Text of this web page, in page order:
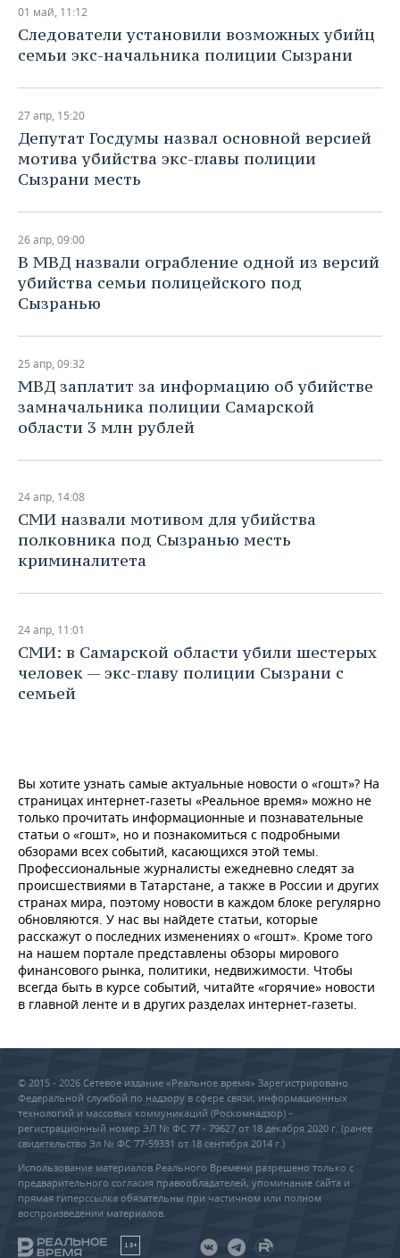
01 май, 11:12
Следователи установили возможных убийц
семьи экс-начальника полиции Сызрани
27 апр, 15:20
Депутат Госдумы назвал основной версией
мотива убийства экс-главы полиции
Сызрани месть
26 апр, 09:00
В МВД назвали ограбление одной из версий
убийства семьи полицейского под
Сызранью
25 апр, 09:32
МВД заплатит за информацию об убийстве
замначальника полиции Самарской
области 3 млн рублей
24 апр, 14:08
​СМИ назвали мотивом для убийства
полковника под Сызранью месть
криминалитета
24 апр, 11:01
​СМИ: в Самарской области убили шестерых
человек — экс-главу полиции Сызрани с
семьей
Вы хотите узнать самые актуальные новости о «гошт»? На
страницах интернет-газеты «Реальное время» можно не
только прочитать информационные и познавательные
статьи о «гошт», но и познакомиться с подробными
обзорами всех событий, касающихся этой темы.
Профессиональные журналисты ежедневно следят за
происшествиями в Татарстане, а также в России и других
странах мира, поэтому новости в каждом блоке регулярно
обновляются. У нас вы найдете статьи, которые
расскажут о последних изменениях о «гошт». Кроме того
на нашем портале представлены обзоры мирового
финансового рынка, политики, недвижимости. Чтобы
всегда быть в курсе событий, читайте «горячие» новости
в главной ленте и в других разделах интернет-газеты.
© 2015 - 2026 Сетевое издание «Реальное время» Зарегистрировано
Федеральной службой по надзору в сфере связи, информационных
технологий и массовых коммуникаций (Роскомнадзор) –
регистрационный номер ЭЛ № ФС 77 - 79627 от 18 декабря 2020 г. (ранее
свидетельство Эл № ФС 77-59331 от 18 сентября 2014 г.)
Использование материалов Реального Времени разрешено только с
предварительного согласия правообладателей, упоминание сайта и
прямая гиперссылка обязательны при частичном или полном
воспроизведении материалов.
18+